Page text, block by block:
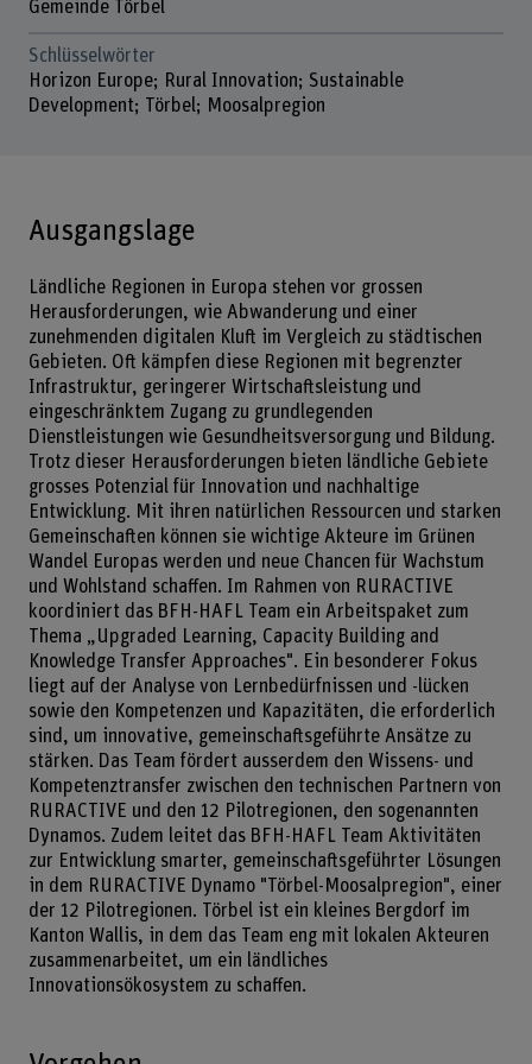
Gemeinde Törbel
Schlüsselwörter
Horizon Europe; Rural Innovation; Sustainable
Development; Törbel; Moosalpregion
Ausgangslage
Ländliche Regionen in Europa stehen vor grossen
Herausforderungen, wie Abwanderung und einer
zunehmenden digitalen Kluft im Vergleich zu städtischen
Gebieten. Oft kämpfen diese Regionen mit begrenzter
Infrastruktur, geringerer Wirtschaftsleistung und
eingeschränktem Zugang zu grundlegenden
Dienstleistungen wie Gesundheitsversorgung und Bildung.
Trotz dieser Herausforderungen bieten ländliche Gebiete
grosses Potenzial für Innovation und nachhaltige
Entwicklung. Mit ihren natürlichen Ressourcen und starken
Gemeinschaften können sie wichtige Akteure im Grünen
Wandel Europas werden und neue Chancen für Wachstum
und Wohlstand schaffen. Im Rahmen von RURACTIVE
koordiniert das BFH-HAFL Team ein Arbeitspaket zum
Thema „Upgraded Learning, Capacity Building and
Knowledge Transfer Approaches". Ein besonderer Fokus
liegt auf der Analyse von Lernbedürfnissen und -lücken
sowie den Kompetenzen und Kapazitäten, die erforderlich
sind, um innovative, gemeinschaftsgeführte Ansätze zu
stärken. Das Team fördert ausserdem den Wissens- und
Kompetenztransfer zwischen den technischen Partnern von
RURACTIVE und den 12 Pilotregionen, den sogenannten
Dynamos. Zudem leitet das BFH-HAFL Team Aktivitäten
zur Entwicklung smarter, gemeinschaftsgeführter Lösungen
in dem RURACTIVE Dynamo "Törbel-Moosalpregion", einer
der 12 Pilotregionen. Törbel ist ein kleines Bergdorf im
Kanton Wallis, in dem das Team eng mit lokalen Akteuren
zusammenarbeitet, um ein ländliches
Innovationsökosystem zu schaffen.